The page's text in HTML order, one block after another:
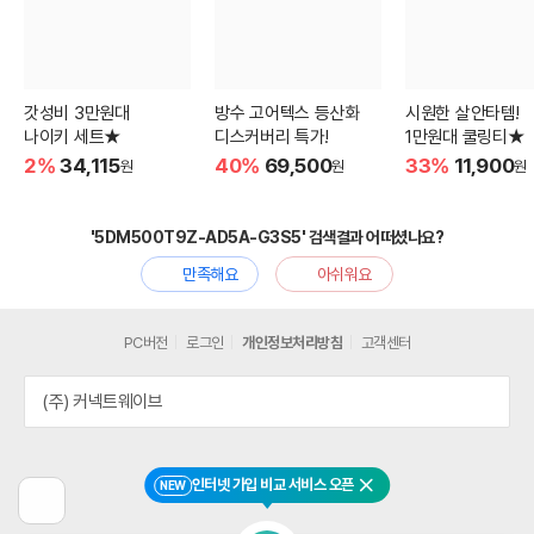
갓성비 3만원대
나이키 세트★
2% 34,115원
방수 고어텍스 등산화
디스커버리 특가!
40% 69,500원
시원한 살안타템!
1만원대 쿨링티★
33% 11,900원
'5DM500T9Z-AD5A-G3S5' 검색결과 어떠셨나요?
만족해요
아쉬워요
전
NEW 인터넷 가입 비교 서비스 오픈 닫기
PC버전 로그인 개인정보처리방침 고객센터
(주) 커넥트웨이브